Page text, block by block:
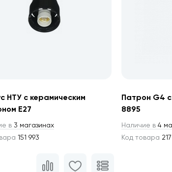
НТУ с керамическим
Е27
в 3 магазинах
151 993
Патрон G4
8895
Наличие в 4
Код товара